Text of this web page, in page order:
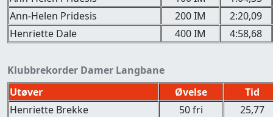
Ann-Helen Pridesis
200 IM
2:20,09
Henriette Dale
400 IM 4:58,68
Klubbrekorder Damer Langbane
Utøver
Øvelse
Tid
Henriette Brekke
50 fri
25,77